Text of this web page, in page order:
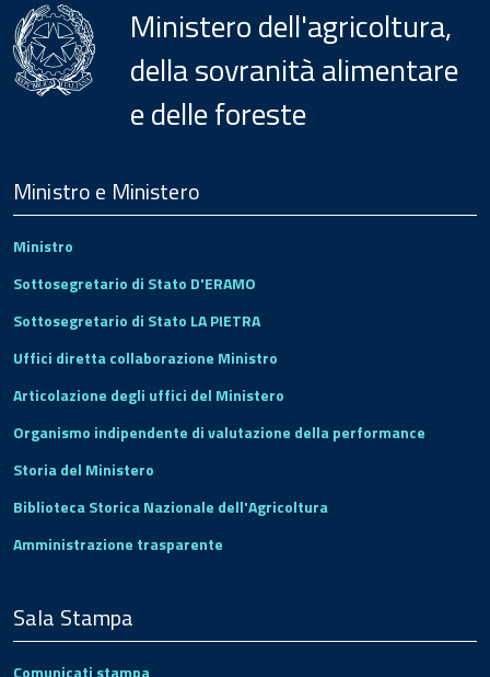
Ministero dell'agricoltura,
della sovranità alimentare
e delle foreste
Footer
Ministro e Ministero
Ministro
Sottosegretario di Stato D'ERAMO
Sottosegretario di Stato LA PIETRA
Uffici diretta collaborazione Ministro
Articolazione degli uffici del Ministero
Organismo indipendente di valutazione della performance
Storia del Ministero
Biblioteca Storica Nazionale dell'Agricoltura
Amministrazione trasparente
Sala Stampa
Comunicati stampa